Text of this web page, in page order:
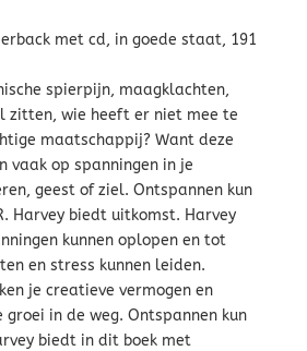
met cd, in goede staat, 191
spierpijn, maagklachten,
zitten, wie heeft er niet mee te
maatschappij? Want deze
vaak op spanningen in je
geest of ziel. Ontspannen kun
Harvey biedt uitkomst. Harvey
kunnen oplopen en tot
en stress kunnen leiden.
je creatieve vermogen en
in de weg. Ontspannen kun
biedt in dit boek met